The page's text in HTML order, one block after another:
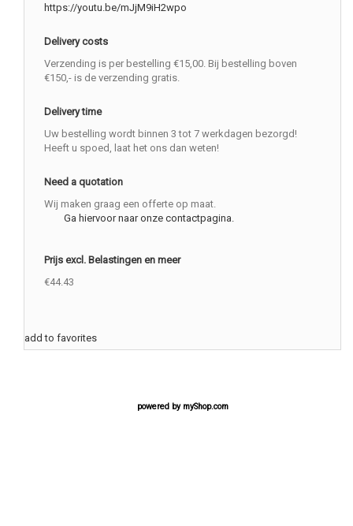
https://youtu.be/mJjM9iH2wpo
Delivery costs
Verzending is per bestelling €15,00. Bij bestelling boven
€150,- is de verzending gratis.
Delivery time
Uw bestelling wordt binnen 3 tot 7 werkdagen bezorgd!
Heeft u spoed, laat het ons dan weten!
Need a quotation
Wij maken graag een offerte op maat.
Ga hiervoor naar onze contactpagina.
Prijs excl. Belastingen en meer
€44.43
add to favorites
powered by myShop.com